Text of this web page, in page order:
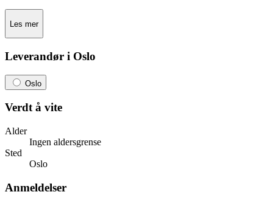
Les mer
Leverandør i Oslo
Oslo
Verdt å vite
Alder
Ingen aldersgrense
Sted
Oslo
Anmeldelser